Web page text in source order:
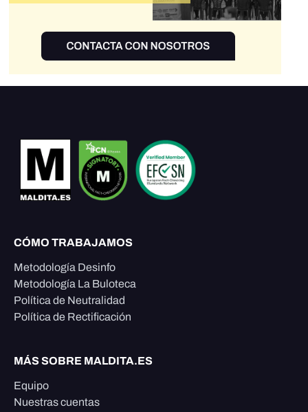
CÓMO TRABAJAMOS
Metodología Desinfo
Metodología La Buloteca
Política de Neutralidad
Política de Rectificación
MÁS SOBRE MALDITA.ES
Equipo
Nuestras cuentas